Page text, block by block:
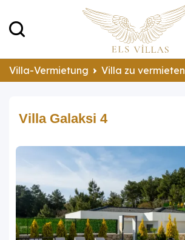
Villa-Vermietung Villa zu vermieten
Villa Galaksi 4